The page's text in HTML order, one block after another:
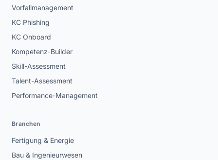
Vorfallmanagement
KC Phishing
KC Onboard
Kompetenz-Builder
Skill-Assessment
Talent-Assessment
Performance-Management
Branchen
Fertigung & Energie
Bau & Ingenieurwesen